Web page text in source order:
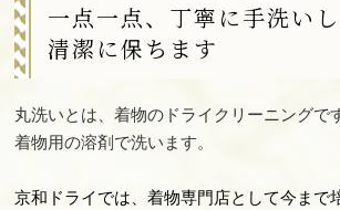
一点一点、丁寧に手洗い
清潔に保ちます
丸洗いとは、着物のドライクリーニングで
着物用の溶剤で洗います。
京和ドライでは、着物専門店として今まで